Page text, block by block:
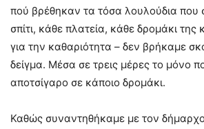
πού βρέθηκαν τα τόσα λουλούδια που
σπίτι, κάθε πλατεία, κάθε δρομάκι
για την καθαριότητα – δεν βρήκαμε
δείγμα. Μέσα σε τρεις μέρες το μόνο
αποτσίγαρο σε κάποιο δρομάκι.
Καθώς συναντηθήκαμε με τον